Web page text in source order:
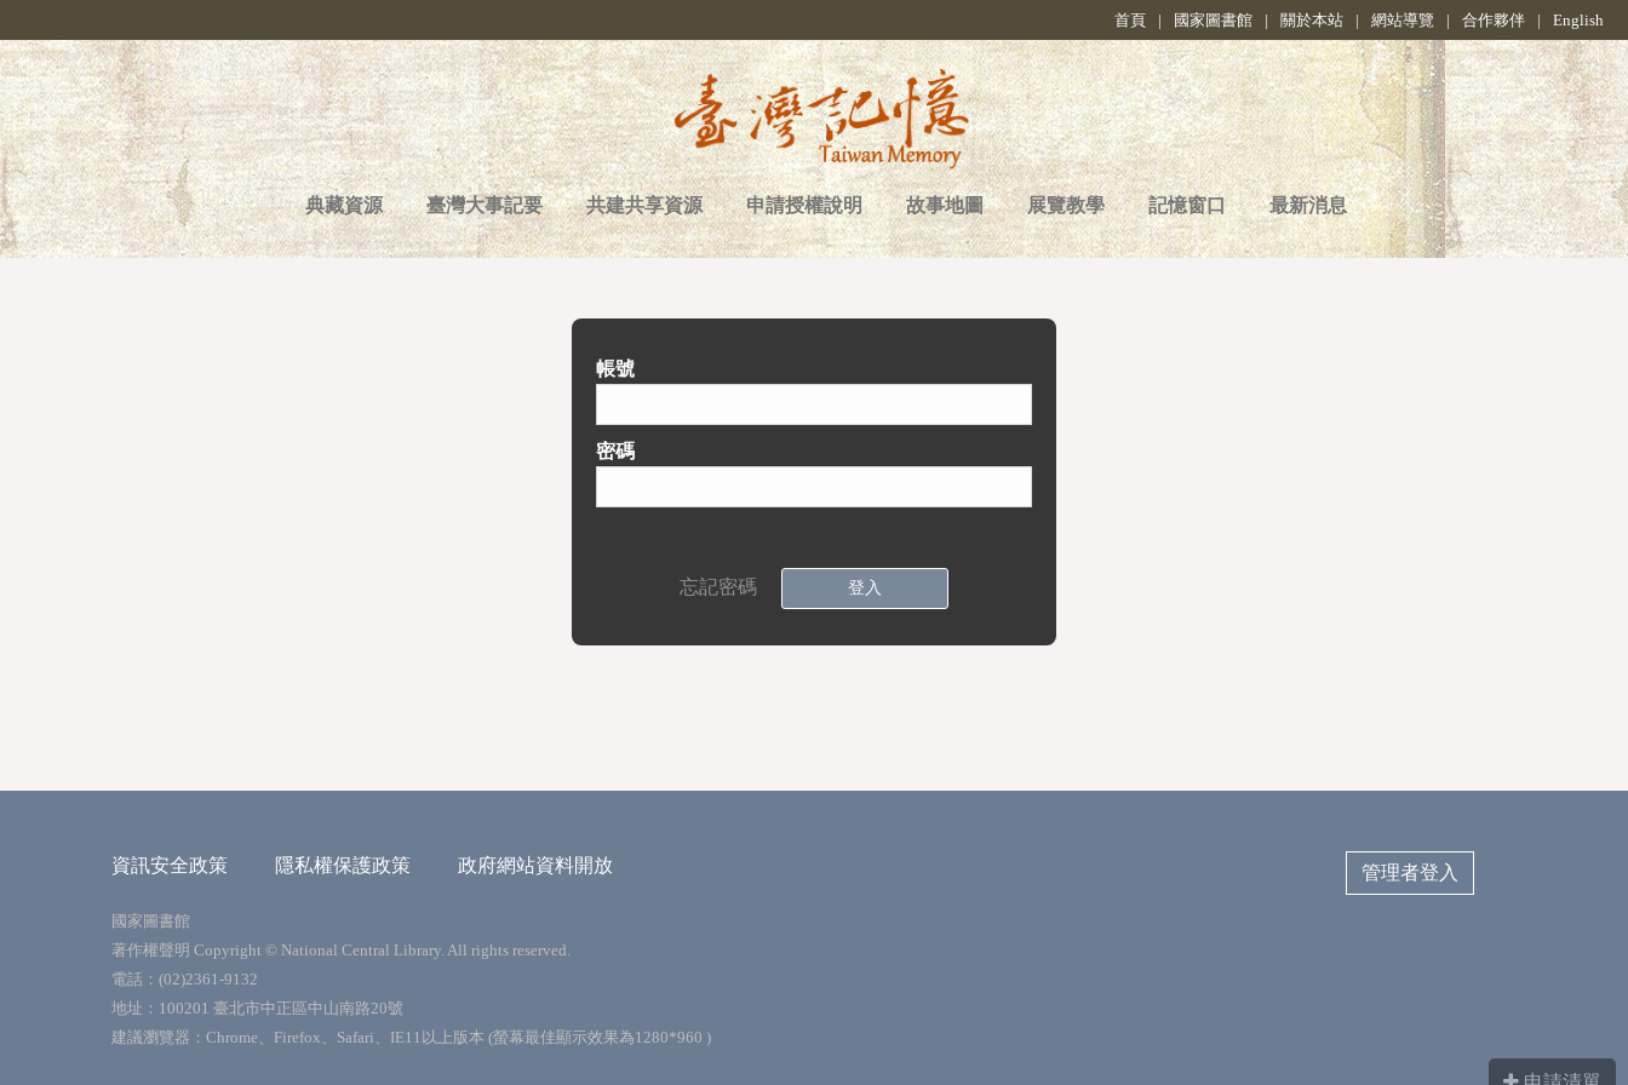
首頁 | 國家圖書館 | 關於本站 | 網站導覽 | 合作夥伴 | English
典藏資源 臺灣大事記要 共建共享資源 申請授權說明 故事地圖 展覽教學 記憶窗口 最新消息
帳號
密碼
忘記密碼 登入
資訊安全政策 隱私權保護政策 政府網站資料開放 管理者登入
國家圖書館
著作權聲明 Copyright © National Central Library. All rights reserved.
電話：(02)2361-9132
地址：100201 臺北市中正區中山南路20號
建議瀏覽器：Chrome、Firefox、Safari、IE11以上版本 (螢幕最佳顯示效果為1280*960 )